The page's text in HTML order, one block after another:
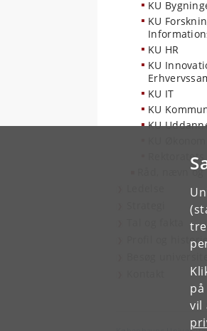
vil
KU
KU
KU HR
KU
KU IT
KU
KU
Råd, nævn
Profil og